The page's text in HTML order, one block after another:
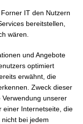
IT den Nutzern
bereitstellen,
wären.
und Angebote
optimiert
erwähnt, die
Zweck dieser
unserer
einer Internetseite, die
bei jedem